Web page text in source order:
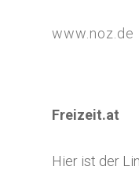
www.noz.de
Freizeit.at
Hier ist der